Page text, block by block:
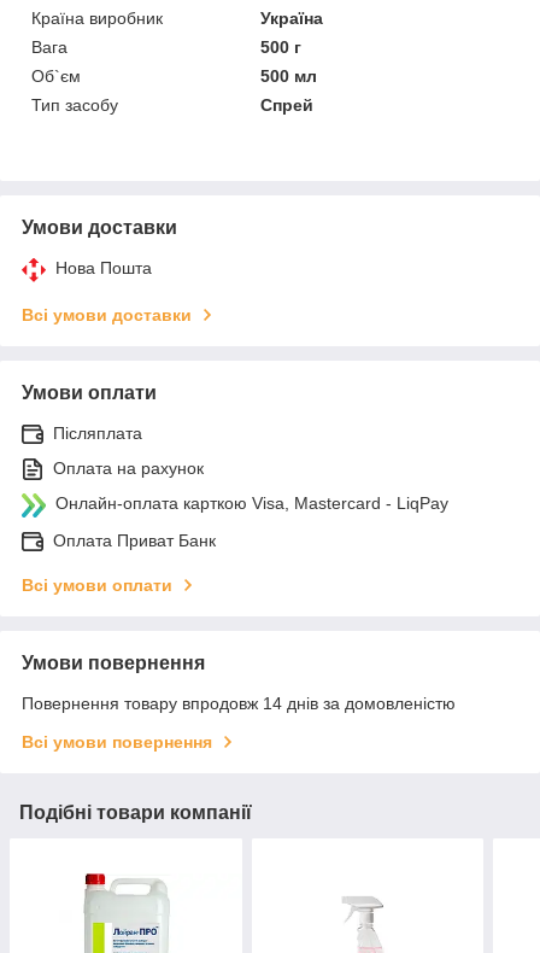
Країна виробник
Україна
Вага
500 г
Об`єм
500 мл
Тип засобу
Спрей
Умови доставки
Нова Пошта
Всі умови доставки
Умови оплати
Післяплата
Оплата на рахунок
Онлайн-оплата карткою Visa, Mastercard - LiqPay
Оплата Приват Банк
Всі умови оплати
Умови повернення
Повернення товару впродовж 14 днів за домовленістю
Всі умови повернення
Подібні товари компанії